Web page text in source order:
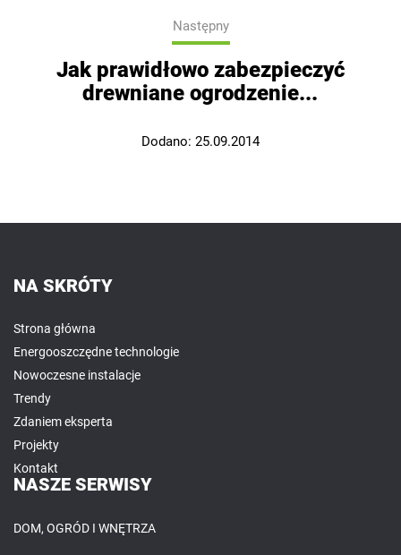
Następny
Jak prawidłowo zabezpieczyć
drewniane ogrodzenie...
Dodano: 25.09.2014
NA SKRÓTY
Strona główna
Energooszczędne technologie
Nowoczesne instalacje
Trendy
Zdaniem eksperta
Projekty
Kontakt
NASZE SERWISY
DOM, OGRÓD I WNĘTRZA